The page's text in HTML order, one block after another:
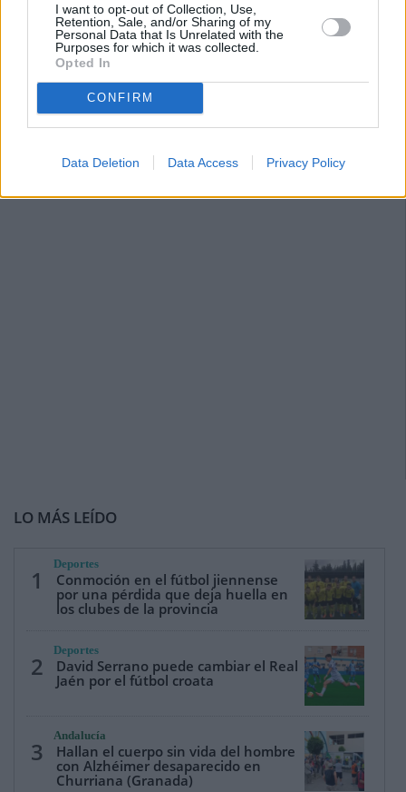
I want to opt-out of Collection, Use,
Retention, Sale, and/or Sharing of my
Personal Data that Is Unrelated with the
Purposes for which it was collected.
Opted In
CONFIRM
Data Deletion Data Access Privacy Policy
LO MÁS LEÍDO
1
Deportes
Conmoción en el fútbol jiennense
por una pérdida que deja huella en
los clubes de la provincia
2
Deportes
David Serrano puede cambiar el Real
Jaén por el fútbol croata
3
Andalucía
Hallan el cuerpo sin vida del hombre
con Alzhéimer desaparecido en
Churriana (Granada)